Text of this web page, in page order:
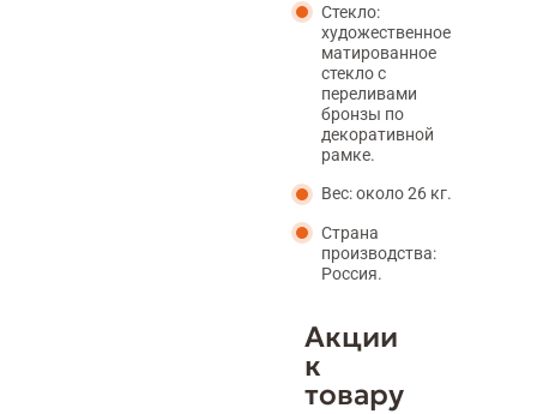
Стекло:
художественное
матированное
стекло с
переливами
бронзы по
декоративной
рамке.
Вес: около 26 кг.
Страна
производства:
Россия.
Акции
к
товару